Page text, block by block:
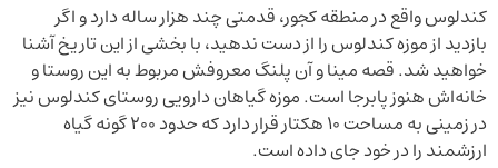
کندلوس واقع در منطقه کجور، قدمتی چند هزار ساله دارد و اگر
بازدید از موزه کندلوس را از دست ندهید، با بخشی از این تاریخ آشنا
خواهید شد. قصه مینا و آن پلنگ معروفش مربوط به این روستا و
خانه‌اش هنوز پابرجا است. موزه گیاهان دارویی روستای کندلوس نیز
در زمینی به مساحت ۱۰ هکتار قرار دارد که حدود ۲۰۰ گونه گیاه
ارزشمند را در خود جای داده است.